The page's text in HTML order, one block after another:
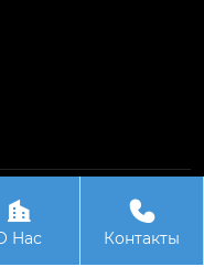
Электро

Hас

Контакты